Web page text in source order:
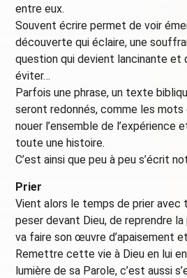
entre eux.
Souvent écrire permet de voir
découverte qui éclaire, une
question qui devient lancinante et
éviter…
Parfois une phrase, un texte
seront redonnés, comme les
nouer l’ensemble de l’expérience
toute une histoire.
C’est ainsi que peu à peu s’écrit
Prier
Vient alors le temps de prier avec
peser devant Dieu, de reprendre
va faire son œuvre d’apaisement
Remettre cette vie à Dieu en lui
lumière de sa Parole, c’est aussi